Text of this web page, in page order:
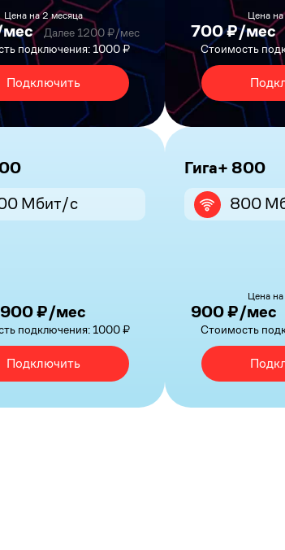
Цена на 2 месяца
Далее 1200 ₽/мес
подключения: 1000 ₽
Подключить
Цена
700 ₽/мес
Стоимость
Мбит/с
900 ₽/мес
подключения: 1000 ₽
Подключить
Гига+ 800
800
Цена
900 ₽/мес
Стоимость